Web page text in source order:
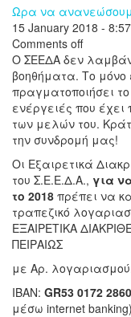
Ωρα να
15 January 2018 -
Comments off
Ο ΣΕΕΔΑ δεν
βοηθήματα. Το μόνο
πραγματοποιήσει το
ενέργειές που έχει
των μελών του.
την συνδρομή μας!
Οι Εξαιρετικά
του Σ.Ε.Ε.Δ.Α., για
το 2018 πρέπει να
τραπεζικό
ΕΞΑΙΡΕΤΙΚΑ
ΠΕΙΡΑΙΩΣ
με Αρ.
ΙΒΑΝ: GR53 0172
μέσω internet banking)